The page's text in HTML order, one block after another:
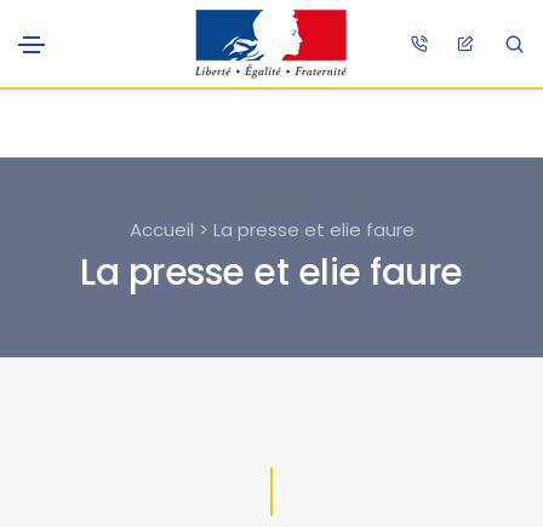
Accueil > La presse et elie faure
La presse et elie faure